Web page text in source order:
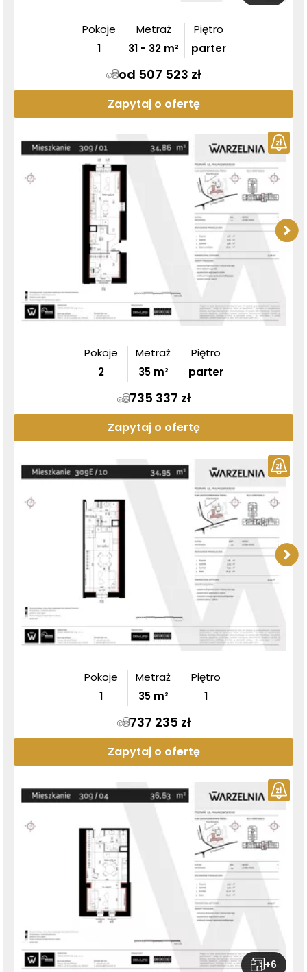
Pokoje
1
Metraż
31 - 32 m²
Piętro
parter
od 507 523 zł
Zapytaj o ofertę
Pokoje
2
Metraż
35m²
Piętro
parter
735 337 zł
Zapytaj o ofertę
Pokoje
1
Metraż
35m²
Piętro
1
737 235 zł
Zapytaj o ofertę
+6